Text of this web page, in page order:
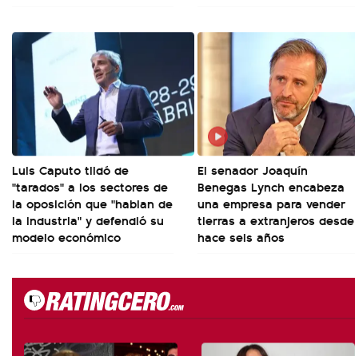
Luis Caputo tildó de
"tarados" a los sectores de
la oposición que "hablan de
la industria" y defendió su
modelo económico
El senador Joaquín
Benegas Lynch encabeza
una empresa para vender
tierras a extranjeros desde
hace seis años